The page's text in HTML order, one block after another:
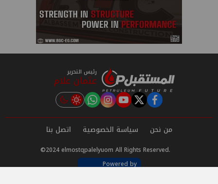
رئيس التحرير
عثمان علام
facebook
twitter
youtube
instagram
tiktok
من نحن سياسة الخصوصية اتصل بنا
©2024 elmostqpalelyuom All Rights Reserved.
Powered by